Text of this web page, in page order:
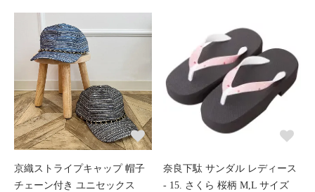
京織ストライプキャップ 帽子
チェーン付き ユニセックス
奈良下駄 サンダル レディース
- 15. さくら 桜柄 M,L サイズ